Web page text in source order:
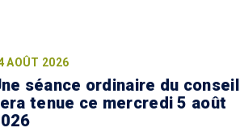
AOÛT 2026
séance ordinaire du conseil
tenue ce mercredi 5 août